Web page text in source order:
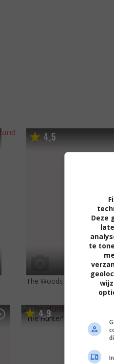
4,5
The Woods
4,9
The Hunter's Prayer (2017)
Deze
te